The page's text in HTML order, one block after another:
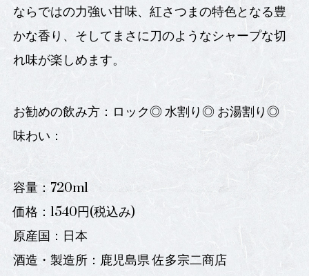
ならではの力強い甘味、紅さつまの特色となる豊
かな香り、そしてまさに刀のようなシャープな切
れ味が楽しめます。
お勧めの飲み方：ロック◎ 水割り◎ お湯割り◎
味わい：
容量：720ml
価格：1540円(税込み)
原産国：日本
酒造・製造所：鹿児島県 佐多宗二商店